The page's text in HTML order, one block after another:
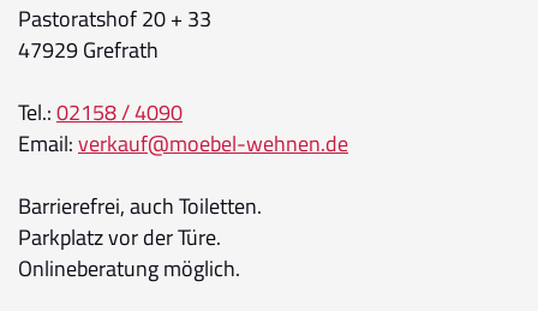
Pastoratshof 20 + 33
47929 Grefrath
Tel.:02158 / 4090
Email:verkauf@moebel-wehnen.de
Barrierefrei, auch Toiletten.
Parkplatz vor der Türe.
Onlineberatung möglich.